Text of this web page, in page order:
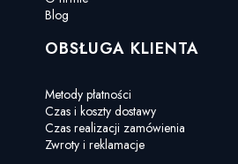
Blog
OBSŁUGA KLIENTA
Metody płatności
Czas i koszty dostawy
Czas realizacji zamówienia
Zwroty i reklamacje